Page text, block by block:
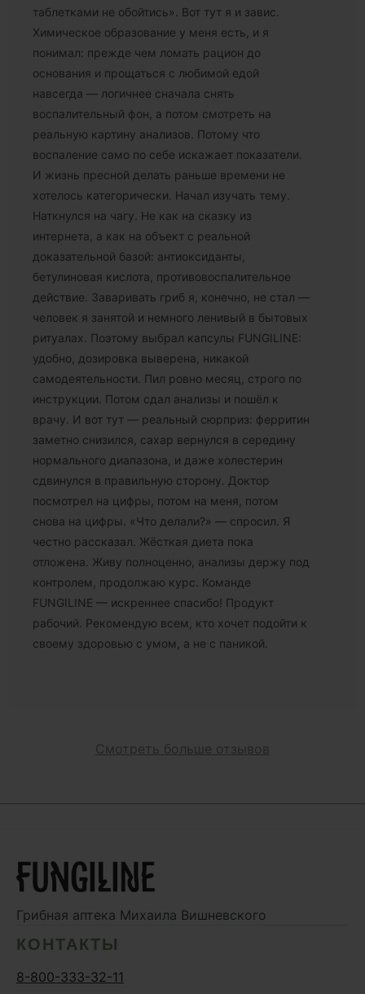
таблетками не обойтись». Вот тут я и завис.
Химическое образование у меня есть, и я
понимал: прежде чем ломать рацион до
основания и прощаться с любимой едой
навсегда — логичнее сначала снять
воспалительный фон, а потом смотреть на
реальную картину анализов. Потому что
воспаление само по себе искажает показатели.
И жизнь пресной делать раньше времени не
хотелось категорически. Начал изучать тему.
Наткнулся на чагу. Не как на сказку из
интернета, а как на объект с реальной
доказательной базой: антиоксиданты,
бетулиновая кислота, противовоспалительное
действие. Заваривать гриб я, конечно, не стал —
человек я занятой и немного ленивый в бытовых
ритуалах. Поэтому выбрал капсулы FUNGILINE:
удобно, дозировка выверена, никакой
самодеятельности. Пил ровно месяц, строго по
инструкции. Потом сдал анализы и пошёл к
врачу. И вот тут — реальный сюрприз: ферритин
заметно снизился, сахар вернулся в середину
нормального диапазона, и даже холестерин
сдвинулся в правильную сторону. Доктор
посмотрел на цифры, потом на меня, потом
снова на цифры. «Что делали?» — спросил. Я
честно рассказал. Жёсткая диета пока
отложена. Живу полноценно, анализы держу под
контролем, продолжаю курс. Команде
FUNGILINE — искреннее спасибо! Продукт
рабочий. Рекомендую всем, кто хочет подойти к
своему здоровью с умом, а не с паникой.
Смотреть больше отзывов
Грибная аптека Михаила Вишневского
КОНТАКТЫ
8-800-333-32-11